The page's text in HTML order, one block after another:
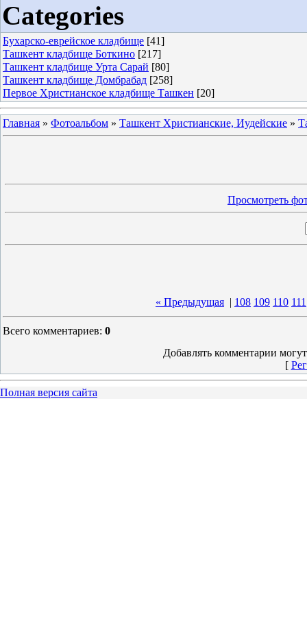
Categories
Бухарско-еврейское кладбище [41]
Ташкент кладбище Боткино [217]
Ташкент кладбище Урта Сарай [80]
Ташкент кладбище Домбрабад [258]
Первое Христианское кладбище Ташкен [20]
Главная » Фотоальбом » Ташкент Христианские, Иудейские »
Просмотреть
« Предыдущая | 108 109 110 111
Всего комментариев: 0
Добавлять комментарии
[
Полная версия сайта